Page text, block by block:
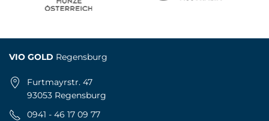
VIO GOLD Regensburg
Furtmayrstr. 47
93053 Regensburg
0941 - 46 17 09 77